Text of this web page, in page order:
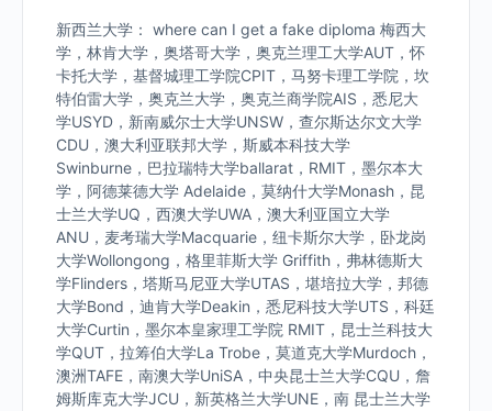
新西兰大学： where can I get a fake diploma 梅西大
学，林肯大学，奥塔哥大学，奥克兰理工大学AUT，怀
卡托大学，基督城理工学院CPIT，马努卡理工学院，坎
特伯雷大学，奥克兰大学，奥克兰商学院AIS，悉尼大
学USYD，新南威尔士大学UNSW，查尔斯达尔文大学
CDU，澳大利亚联邦大学，斯威本科技大学
Swinburne，巴拉瑞特大学ballarat，RMIT，墨尔本大
学，阿德莱德大学 Adelaide，莫纳什大学Monash，昆
士兰大学UQ，西澳大学UWA，澳大利亚国立大学
ANU，麦考瑞大学Macquarie，纽卡斯尔大学，卧龙岗
大学Wollongong，格里菲斯大学 Griffith，弗林德斯大
学Flinders，塔斯马尼亚大学UTAS，堪培拉大学，邦德
大学Bond，迪肯大学Deakin，悉尼科技大学UTS，科廷
大学Curtin，墨尔本皇家理工学院 RMIT，昆士兰科技大
学QUT，拉筹伯大学La Trobe，莫道克大学Murdoch，
澳洲TAFE，南澳大学UniSA，中央昆士兰大学CQU，詹
姆斯库克大学JCU，新英格兰大学UNE，南 昆士兰大学